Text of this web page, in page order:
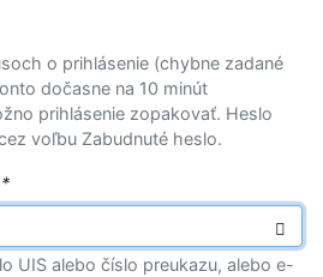
o prihlásenie (chybne zadané
dočasne na 10 minút
prihlásenie zopakovať. Heslo
voľbu Zabudnuté heslo.
*
UIS alebo číslo preukazu, alebo e-